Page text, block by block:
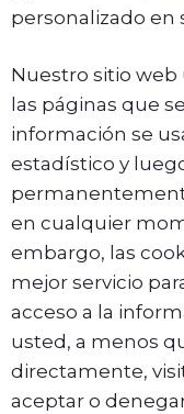
personalizado en
Nuestro sitio web
las páginas que
información se
estadístico y
en cualquier
embargo, las
mejor servicio
acceso a la
usted, a menos
directamente,
aceptar o